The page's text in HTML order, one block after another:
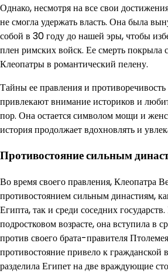
Однако, несмотря на все свои
не смогла удержать власть. Она была
собой в 30 году до нашей эры, чтобы
плен римских войск. Ее смерть покрыла
Клеопатры в романтический пелену.
Тайны ее правления и противоречивость
привлекают внимание историков и
пор. Она остается символом мощи и
история продолжает вдохновлять и
Противостояние сильным
Во время своего правления, Клеопатра
противостоянием сильным династиям,
Египта, так и среди соседних
подростковом возрасте, она вступила в
против своего брата-правителя
противостояние привело к гражданской
разделила Египет на две враждующие